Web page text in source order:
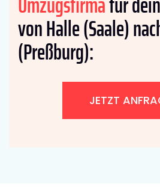
von Halle (Saale)
(Preßburg):
JETZT